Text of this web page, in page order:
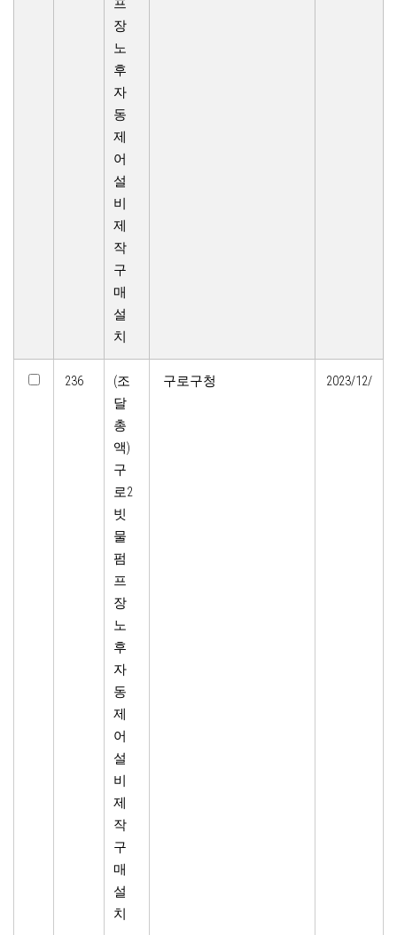
프
장
노
후
자
동
제
어
설
비
제
작
구
매
설
치
236
(조
달
총
액)
구
로2
빗
물
펌
프
장
노
후
자
동
제
어
설
비
제
작
구
매
설
치
구로구청 2023/12/